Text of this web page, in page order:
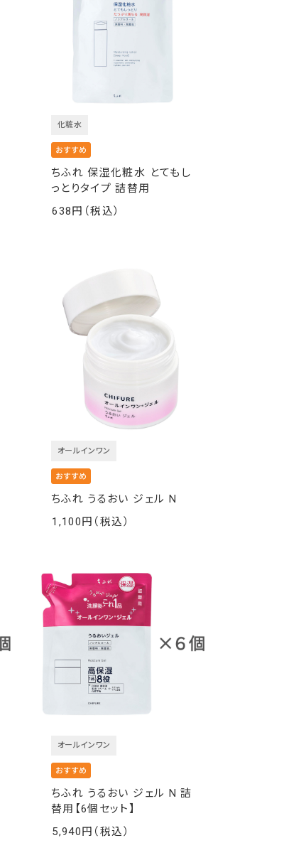
ちふれ 保湿化粧水 とてもし
っとりタイプ 詰替用
化粧水
638
ちふれ うるおい ジェル N
オールインワン
1,100
ちふれ うるおい ジェル N 詰
替用【6個セット】
オールインワン
5,940